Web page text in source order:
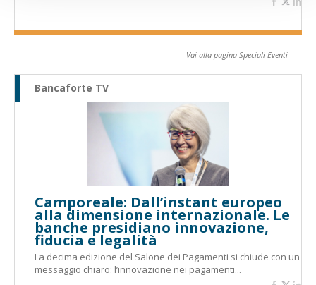
Vai alla pagina Speciali Eventi
Bancaforte TV
Camporeale: Dall’instant europeo
alla dimensione internazionale. Le
banche presidiano innovazione,
fiducia e legalità
La decima edizione del Salone dei Pagamenti si chiude con un
messaggio chiaro: l’innovazione nei pagamenti...